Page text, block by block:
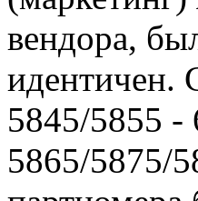
вендора,
идентичен.
5845/5855 -
5865/5875/